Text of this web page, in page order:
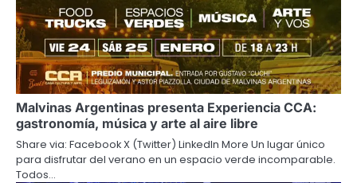
Malvinas Argentinas presenta Experiencia CCA:
gastronomía, música y arte al aire libre
Share via: Facebook X (Twitter) LinkedIn More Un lugar único
para disfrutar del verano en un espacio verde incomparable.
Todos…